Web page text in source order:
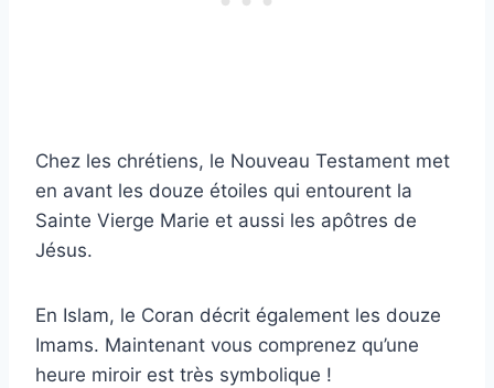
Chez les chrétiens, le Nouveau Testament met
en avant les douze étoiles qui entourent la
Sainte Vierge Marie et aussi les apôtres de
Jésus.
En Islam, le Coran décrit également les douze
Imams. Maintenant vous comprenez qu’une
heure miroir est très symbolique !